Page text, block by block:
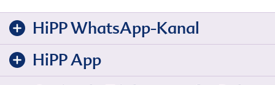
HiPP WhatsApp-Kanal
HiPP App